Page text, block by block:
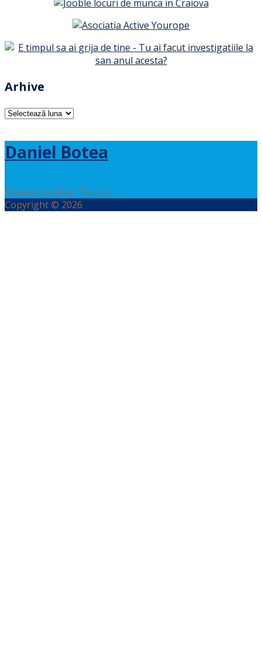
Arhive
Arhive
Daniel Botea
Craiova pe blog. Natural.
Copyright © 2026